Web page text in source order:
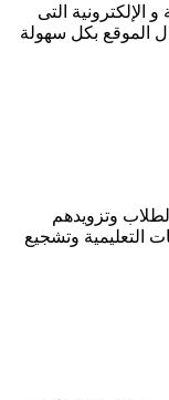
الإلكترونية التى
الموقع بكل سهولة
وتزويدهم
التعليمية وتشجيع